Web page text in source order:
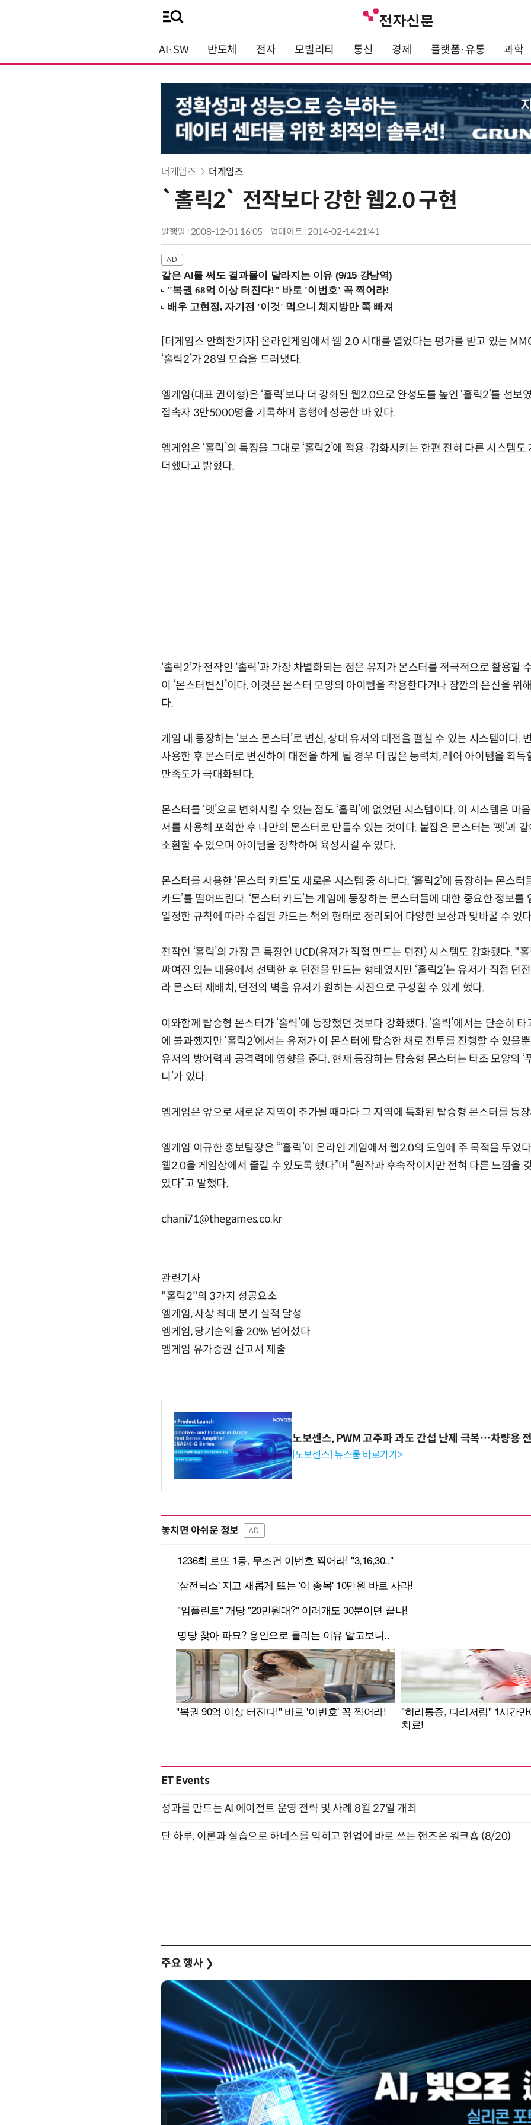
AI·SW 반도체 전자 모빌리티 통신 경제 플랫폼·유통 과학
더게임즈 더게임즈
`홀릭2` 전작보다 강한 웹2.0 구현
발행일 : 2008-12-01 16:05 업데이트 : 2014-02-14 21:41
같은 AI를 써도 결과물이 달라지는 이유 (9/15 강남역)
[더게임스 안희찬기자] 온라인게임에서 웹 2.0 시대를 열었다는 평가를 받고 있는
‘홀릭2’가 28일 모습을 드러냈다.
엠게임(대표 권이형)은 ‘홀릭’보다 더 강화된 웹2.0으로 완성도를 높인 ‘홀릭2’를 선보
접속자 3만5000명을 기록하며 흥행에 성공한 바 있다.
엠게임은 ‘홀릭’의 특징을 그대로 ‘홀릭2’에 적용·강화시키는 한편 전혀 다른 시스템
더했다고 밝혔다.
‘홀릭2’가 전작인 ‘홀릭’과 가장 차별화되는 점은 유저가 몬스터를 적극적으로 활용할
이 ‘몬스터변신’이다. 이것은 몬스터 모양의 아이템을 착용한다거나 잠깐의 은신을 위
다.
게임 내 등장하는 ‘보스 몬스터’로 변신, 상대 유저와 대전을 펼칠 수 있는 시스템이다.
사용한 후 몬스터로 변신하여 대전을 하게 될 경우 더 많은 능력치, 레어 아이템을 획득
만족도가 극대화된다.
몬스터를 ‘펫’으로 변화시킬 수 있는 점도 ‘홀릭’에 없었던 시스템이다. 이 시스템은 마
서를 사용해 포획한 후 나만의 몬스터로 만들수 있는 것이다. 붙잡은 몬스터는 ‘펫’과
소환할 수 있으며 아이템을 장착하여 육성시킬 수 있다.
몬스터를 사용한 ‘몬스터 카드’도 새로운 시스템 중 하나다. ‘홀릭2’에 등장하는 몬스터
카드’를 떨어뜨린다. ‘몬스터 카드’는 게임에 등장하는 몬스터들에 대한 중요한 정보를
일정한 규칙에 따라 수집된 카드는 책의 형태로 정리되어 다양한 보상과 맞바꿀 수 있
전작인 ‘홀릭’의 가장 큰 특징인 UCD(유저가 직접 만드는 던전) 시스템도 강화됐다. "홀
짜여진 있는 내용에서 선택한 후 던전을 만드는 형태였지만 ‘홀릭2’는 유저가 직접 던
라 몬스터 재배치, 던전의 벽을 유저가 원하는 사진으로 구성할 수 있게 했다.
이와함께 탑승형 몬스터가 ‘홀릭’에 등장했던 것보다 강화됐다. ‘홀릭’에서는 단순히
에 불과했지만 ‘홀릭2’에서는 유저가 이 몬스터에 탑승한 채로 전투를 진행할 수 있을
유저의 방어력과 공격력에 영향을 준다. 현재 등장하는 탑승형 몬스터는 타조 모양의 ‘
니’가 있다.
엠게임은 앞으로 새로운 지역이 추가될 때마다 그 지역에 특화된 탑승형 몬스터를 등
엠게임 이규한 홍보팀장은 “‘홀릭’이 온라인 게임에서 웹2.0의 도입에 주 목적을 두었
웹2.0을 게임상에서 즐길 수 있도록 했다”며 “원작과 후속작이지만 전혀 다른 느낌을
있다”고 말했다.
chani71@thegames.co.kr
관련기사
"홀릭2"의 3가지 성공요소
엠게임, 사상 최대 분기 실적 달성
엠게임, 당기순익율 20% 넘어섰다
엠게임 유가증권 신고서 제출
노보센스, PWM 고주파 과도 간섭 난제 극복…차량용
[노보센스] 뉴스룸 바로가기>
놓치면 아쉬운 정보 AD
ET Events
성과를 만드는 AI 에이전트 운영 전략 및 사례 8월 27일 개최
단 하루, 이론과 실습으로 하네스를 익히고 현업에 바로 쓰는 핸즈온 워크숍 (8/20)
주요 행사 ❯